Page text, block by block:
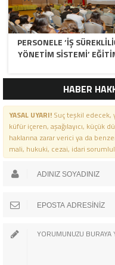
PERSONELE ‘İŞ
YÖNETİM SİSTEMİ’
HABER
YASAL UYARI!Suç teşkil edecek,
küfür içeren, aşağılayıcı, küçük
haklarına zarar verici ya da
mali, hukuki, cezai, idari